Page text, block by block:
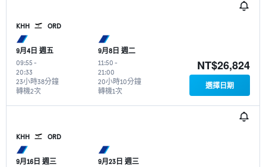
KHH ORD
9月4日 週五
09:55 -
20:33
轉機2次
23小時38分鐘
9月8日 週二
11:50 -
21:00
轉機1次
20小時10分鐘
NT$26,824
選擇日期
KHH ORD
9月16日 週三
9月23日 週三